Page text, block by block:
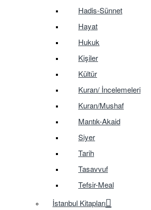
Hadis-Sünnet
Hayat
Hukuk
Kişiler
Kültür
Kuran/ İncelemeleri
Kuran/Mushaf
Mantık-Akaid
Siyer
Tarih
Tasavvuf
Tefsir-Meal
İstanbul Kitapları